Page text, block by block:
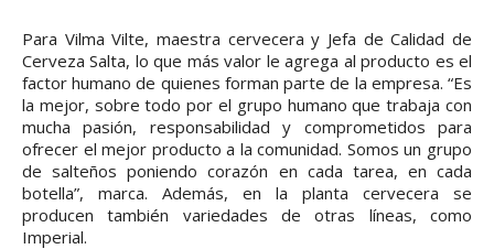
Para Vilma Vilte, maestra cervecera y Jefa de Calidad de
Cerveza Salta, lo que más valor le agrega al producto es el
factor humano de quienes forman parte de la empresa. “Es
la mejor, sobre todo por el grupo humano que trabaja con
mucha pasión, responsabilidad y comprometidos para
ofrecer el mejor producto a la comunidad. Somos un grupo
de salteños poniendo corazón en cada tarea, en cada
botella”, marca. Además, en la planta cervecera se
producen también variedades de otras líneas, como
Imperial.